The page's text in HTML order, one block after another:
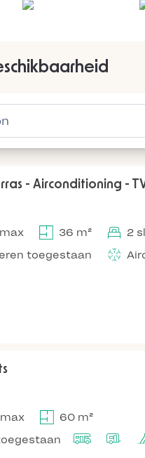
- Airconditioning -
36 m²
2
toegestaan
60 m²